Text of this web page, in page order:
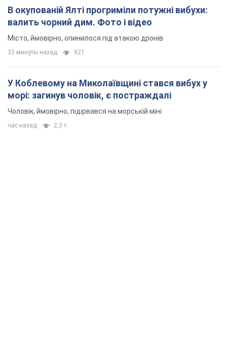
В окупованій Ялті прогриміли потужні вибухи:
валить чорний дим. Фото і відео
Місто, ймовірно, опинилося під атакою дронів
32 минуты назад 921
У Коблевому на Миколаївщині стався вибух у
морі: загинув чоловік, є постраждалі
Чоловік, ймовірно, підірвався на морській міні
час назад 2,3 т.